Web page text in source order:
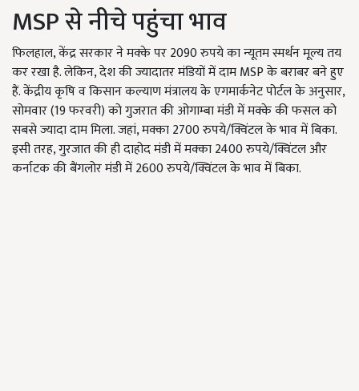
MSP से नीचे पहुंचा भाव
फिलहाल, केंद्र सरकार ने मक्के पर 2090 रुपये का न्यूतम स्मर्थन मूल्य तय
कर रखा है. लेकिन, देश की ज्यादातर मंडियों में दाम MSP के बराबर बने हुए
हैं. केंद्रीय कृष‍ि व क‍िसान कल्याण मंत्रालय के एगमार्कनेट पोर्टल के अनुसार,
सोमवार (19 फरवरी) को गुजरात की ओगाम्बा मंडी में मक्के की फसल को
सबसे ज्यादा दाम मिला. जहां, मक्का 2700 रुपये/क्विंटल के भाव में बिका.
इसी तरह, गुरजात की ही दाहोद मंडी में मक्का 2400 रुपये/क्विंटल और
कर्नाटक की बैंगलोर मंडी में 2600 रुपये/क्विंटल के भाव में बिका.